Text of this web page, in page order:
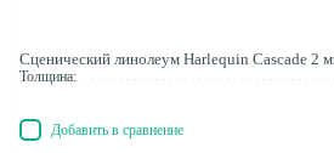
Сценический линолеум Harlequin Cascade 2
Толщина:
Добавить в сравнение